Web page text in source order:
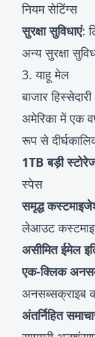
नियम सेटिंग्स
सुरक्षा सुविधाएं:
अन्य सुरक्षा
3. याहू मेल
बाजार
अमेरिका में एक
रूप से
1TB बड़ी
स्पेस
समृद्ध
लेआउट
असीमित ईमेल
एक-क्लिक
अनसब्सक्राइब
अंतर्निहित